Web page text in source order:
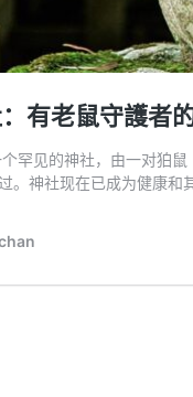
有老鼠守護者
罕见的神社，由一对狛
。神社现在已成为健康和